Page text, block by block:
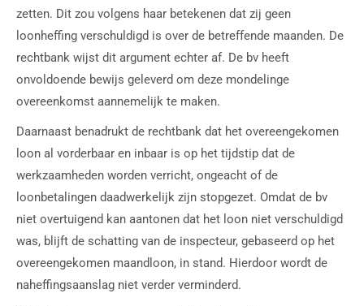
zetten. Dit zou volgens haar betekenen dat zij geen
loonheffing verschuldigd is over de betreffende maanden. De
rechtbank wijst dit argument echter af. De bv heeft
onvoldoende bewijs geleverd om deze mondelinge
overeenkomst aannemelijk te maken.
Daarnaast benadrukt de rechtbank dat het overeengekomen
loon al vorderbaar en inbaar is op het tijdstip dat de
werkzaamheden worden verricht, ongeacht of de
loonbetalingen daadwerkelijk zijn stopgezet. Omdat de bv
niet overtuigend kan aantonen dat het loon niet verschuldigd
was, blijft de schatting van de inspecteur, gebaseerd op het
overeengekomen maandloon, in stand. Hierdoor wordt de
naheffingsaanslag niet verder verminderd.